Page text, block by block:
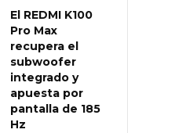
El REDMI K100
Pro Max
recupera el
subwoofer
integrado y
apuesta por
pantalla de 185
Hz